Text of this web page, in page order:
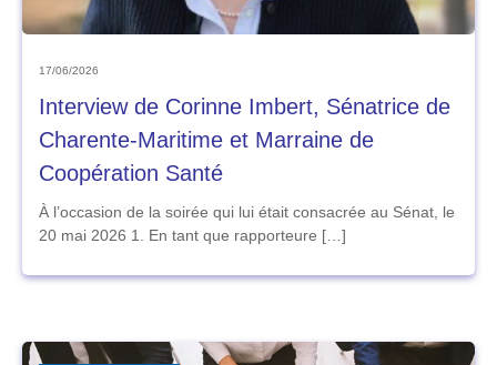
17/06/2026
Interview de Corinne Imbert, Sénatrice de
Charente-Maritime et Marraine de
Coopération Santé
À l’occasion de la soirée qui lui était consacrée au Sénat, le
20 mai 2026 1. En tant que rapporteure […]